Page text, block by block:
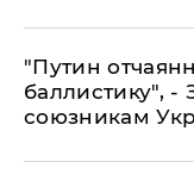
"Путин
баллистику", -
союзникам